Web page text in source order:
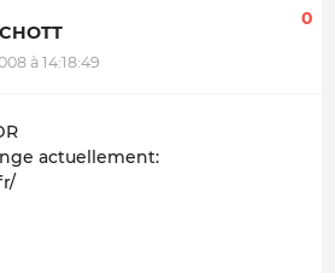
à 14:18:49
0
actuellement: